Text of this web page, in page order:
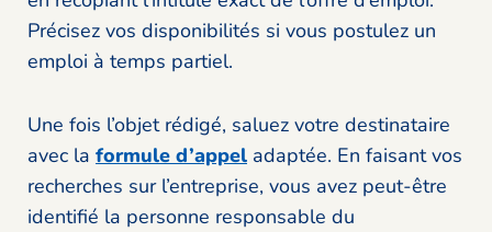
Précisez vos disponibilités si vous postulez un
emploi à temps partiel.
Une fois l’objet rédigé, saluez votre destinataire
avec la formule d’appel adaptée. En faisant vos
recherches sur l’entreprise, vous avez peut-être
identifié la personne responsable du